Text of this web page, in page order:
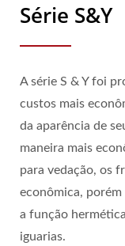
Série S&Y
A série S & Y foi
custos mais
da aparência de
maneira mais
para vedação, os
econômica,
a função
iguarias.